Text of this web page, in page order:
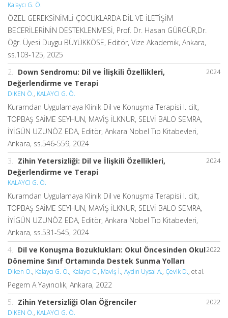
Kalaycı G. Ö.
ÖZEL GEREKSİNİMLİ ÇOCUKLARDA DİL VE İLETİŞİM
BECERİLERİNİN DESTEKLENMESİ, Prof. Dr. Hasan GÜRGÜR,Dr.
Öğr. Üyesi Duygu BÜYÜKKÖSE, Editör, Vize Akademik, Ankara,
ss.103-125, 2025
2024
2. Down Sendromu: Dil ve İlişkili Özellikleri,
Değerlendirme ve Terapi
DİKEN Ö., KALAYCI G. Ö.
Kuramdan Uygulamaya Klinik Dil ve Konuşma Terapisi I. cilt,
TOPBAŞ SAİME SEYHUN, MAVİŞ İLKNUR, SELVİ BALO SEMRA,
İYİGÜN UZUNÖZ EDA, Editör, Ankara Nobel Tıp Kitabevleri,
Ankara, ss.546-559, 2024
2024
3. Zihin Yetersizliği: Dil ve İlişkili Özellikleri,
Değerlendirme ve Terapi
KALAYCI G. Ö.
Kuramdan Uygulamaya Klinik Dil ve Konuşma Terapisi I. cilt,
TOPBAŞ SAİME SEYHUN, MAVİŞ İLKNUR, SELVİ BALO SEMRA,
İYİGÜN UZUNÖZ EDA, Editör, Ankara Nobel Tıp Kitabevleri,
Ankara, ss.531-545, 2024
2022
4. Dil ve Konuşma Bozuklukları: Okul Öncesinden Okul
Dönemine Sınıf Ortamında Destek Sunma Yolları
Diken Ö., Kalaycı G. Ö., Kalaycı C., Maviş İ., Aydın Uysal A., Çevik D., et al.
Pegem A Yayıncılık, Ankara, 2022
2022
5. Zihin Yetersizliği Olan Öğrenciler
DİKEN Ö., KALAYCI G. Ö.